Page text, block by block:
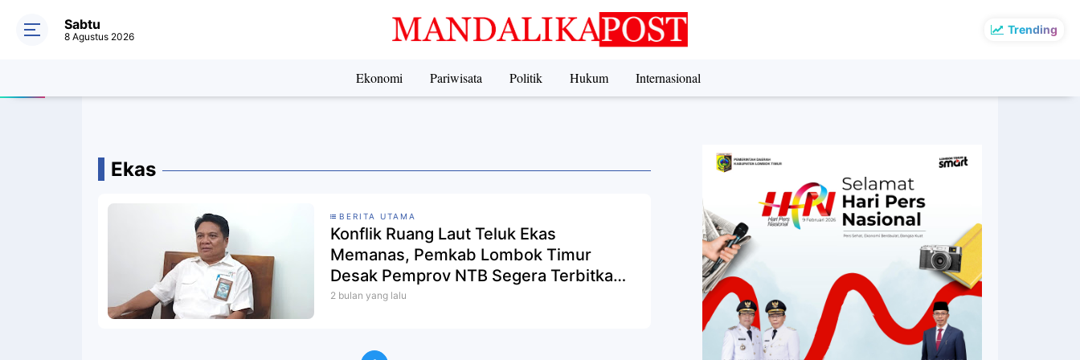
Trending
Sabtu
8 Agustus 2026
Ekonomi Pariwisata Politik Hukum Internasional
Ekas
BERITA UTAMA
Konflik Ruang Laut Teluk Ekas
Memanas, Pemkab Lombok Timur
Desak Pemprov NTB Segera Terbitkan
Pergub
2 bulan yang lalu